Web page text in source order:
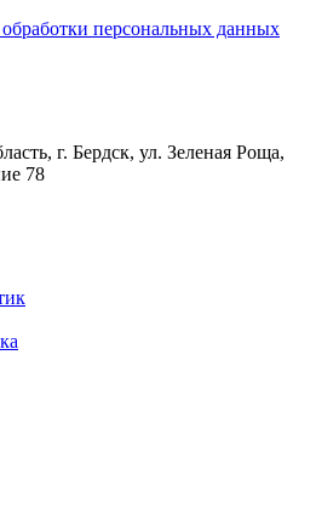
персональных данных
г. Бердск, ул. Зеленая Роща,
78